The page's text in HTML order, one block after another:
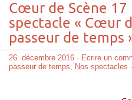
Cœur de Scène 17
spectacle « Cœur
passeur de temps
26. décembre 2016 · Ecrire un
passeur de temps
Nos spectacles